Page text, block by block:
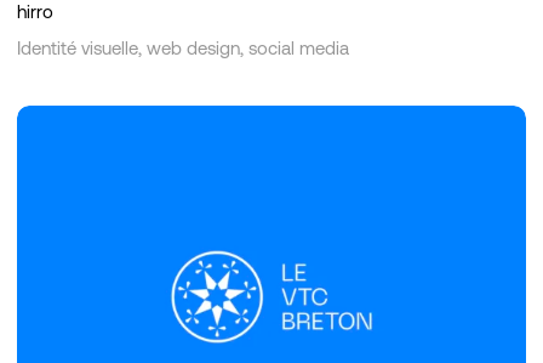
hirro
Identité visuelle, web design, social media
Le